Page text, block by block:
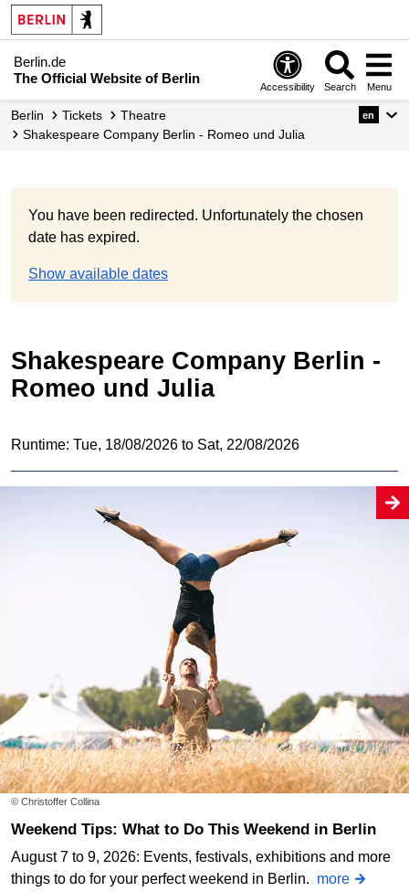
Berlin.de
The Official Website of Berlin
Accessibility Search Menu
Berlin Tickets
Theatre
Shakespeare Company Berlin - Romeo und Julia
en
You have been redirected. Unfortunately the chosen
date has expired.
Show available dates
Shakespeare Company Berlin -
Romeo und Julia
Runtime: Tue, 18/08/2026 to Sat, 22/08/2026
© Christoffer Collina
Weekend Tips: What to Do This Weekend in Berlin
August 7 to 9, 2026: Events, festivals, exhibitions and more
things to do for your perfect weekend in Berlin. more